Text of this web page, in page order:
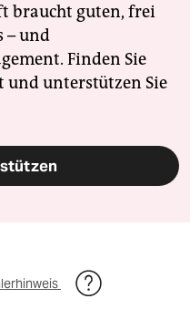
braucht guten, frei
– und
Finden Sie
und unterstützen Sie